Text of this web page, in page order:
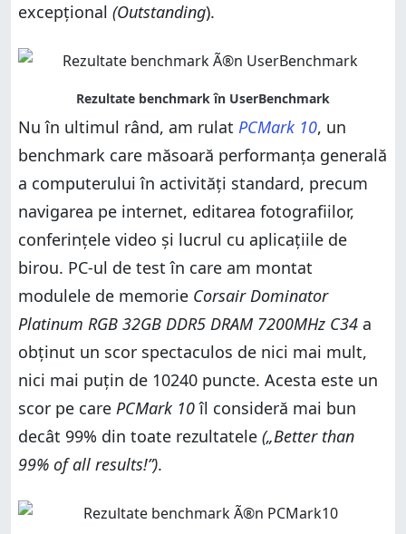
excepțional (Outstanding).
Nu în ultimul rând, am rulat PCMark 10, un
benchmark care măsoară performanța generală
a computerului în activități standard, precum
navigarea pe internet, editarea fotografiilor,
conferințele video și lucrul cu aplicațiile de
birou. PC-ul de test în care am montat
modulele de memorie Corsair Dominator
Platinum RGB 32GB DDR5 DRAM 7200MHz C34 a
obținut un scor spectaculos de nici mai mult,
nici mai puțin de 10240 puncte. Acesta este un
scor pe care PCMark 10îl consideră mai bun
decât 99% din toate rezultatele („Better than
99% of all results!”).